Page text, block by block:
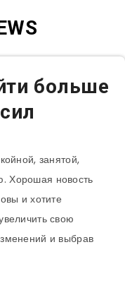
больше
занятой,
Хорошая новость
и хотите
свою
и выбрав